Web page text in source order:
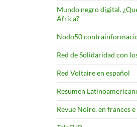
Mundo negro digital.
Africa?
Nodo50
Red de Solidaridad con
Red Voltaire en español
Resumen
Revue Noire, en frances